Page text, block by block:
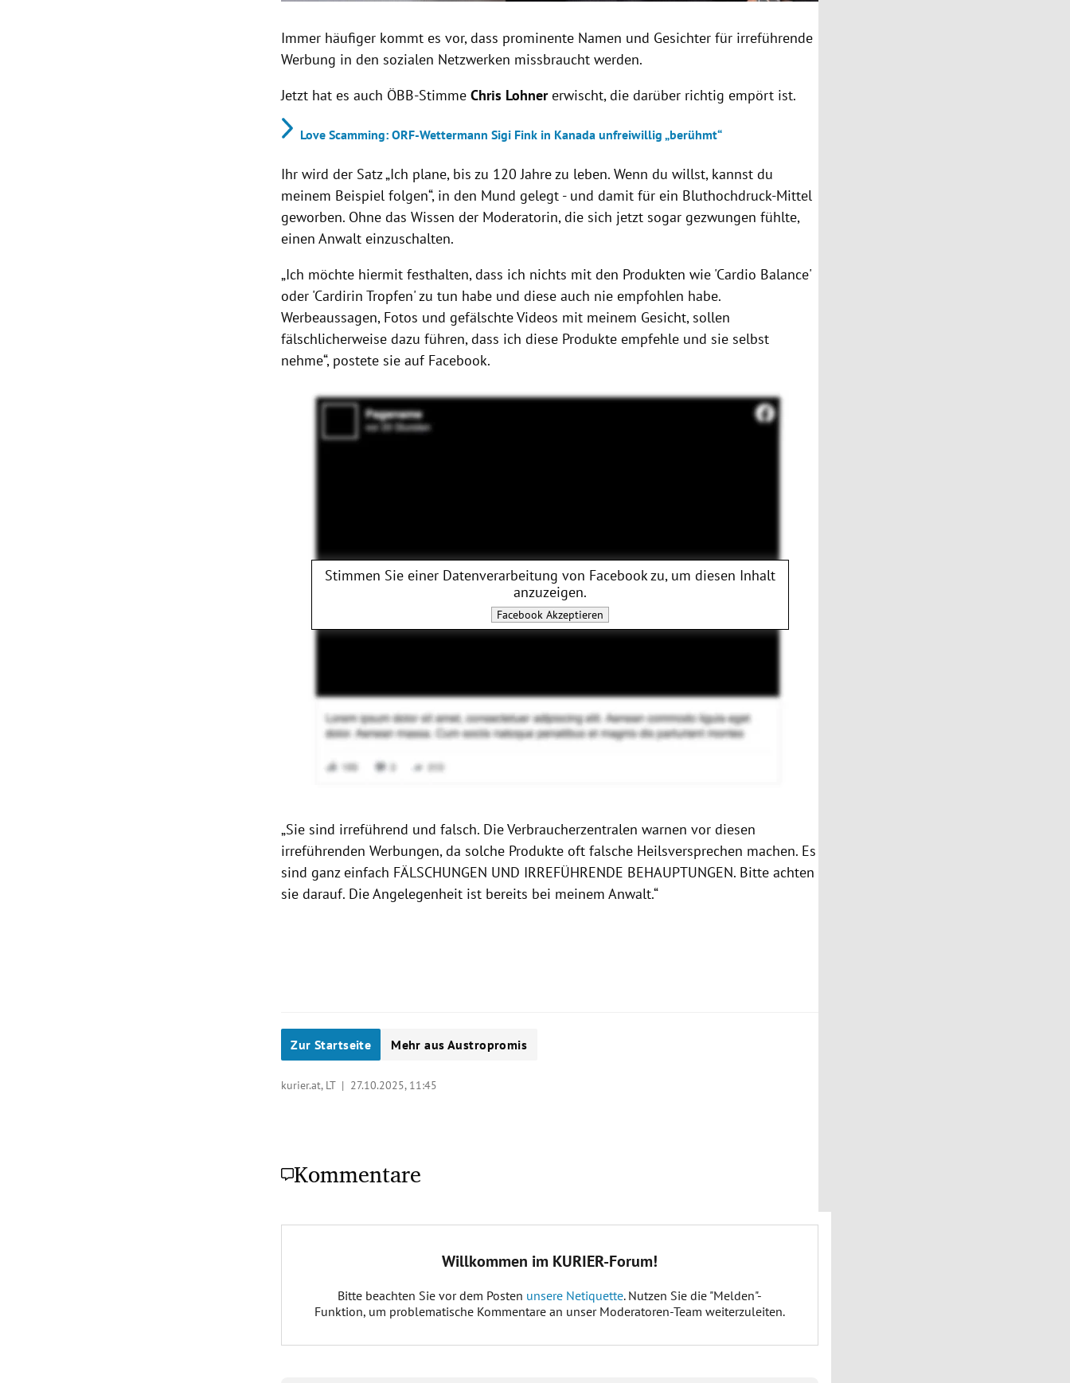
Immer häufiger kommt es vor, dass prominente Namen und Gesichter für irreführende
Werbung in den sozialen Netzwerken missbraucht werden.
Jetzt hat es auch ÖBB-Stimme Chris Lohnererwischt, die darüber richtig empört ist.
Love Scamming: ORF-Wettermann Sigi Fink in Kanada unfreiwillig „berühmt“
Ihr wird der Satz „Ich plane, bis zu 120 Jahre zu leben. Wenn du willst, kannst du
meinem Beispiel folgen“, in den Mund gelegt - und damit für ein Bluthochdruck-Mittel
geworben. Ohne das Wissen der Moderatorin, die sich jetzt sogar gezwungen fühlte,
einen Anwalt einzuschalten.
„Ich möchte hiermit festhalten, dass ich nichts mit den Produkten wie 'Cardio Balance'
oder 'Cardirin Tropfen' zu tun habe und diese auch nie empfohlen habe.
Werbeaussagen, Fotos und gefälschte Videos mit meinem Gesicht, sollen
fälschlicherweise dazu führen, dass ich diese Produkte empfehle und sie selbst
nehme“, postete sie auf Facebook.
Stimmen Sie einer Datenverarbeitung von Facebookzu, um diesen Inhalt
anzuzeigen.
FacebookAkzeptieren
„Sie sind irreführend und falsch. Die Verbraucherzentralen warnen vor diesen
irreführenden Werbungen, da solche Produkte oft falsche Heilsversprechen machen. Es
sind ganz einfach FÄLSCHUNGEN UND IRREFÜHRENDE BEHAUPTUNGEN. Bitte achten
sie darauf. Die Angelegenheit ist bereits bei meinem Anwalt.“
Zur Startseite Mehr aus Austropromis
kurier.at, LT | 27.10.2025, 11:45
Kommentare